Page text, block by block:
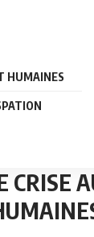
HUMAINES
CRISE